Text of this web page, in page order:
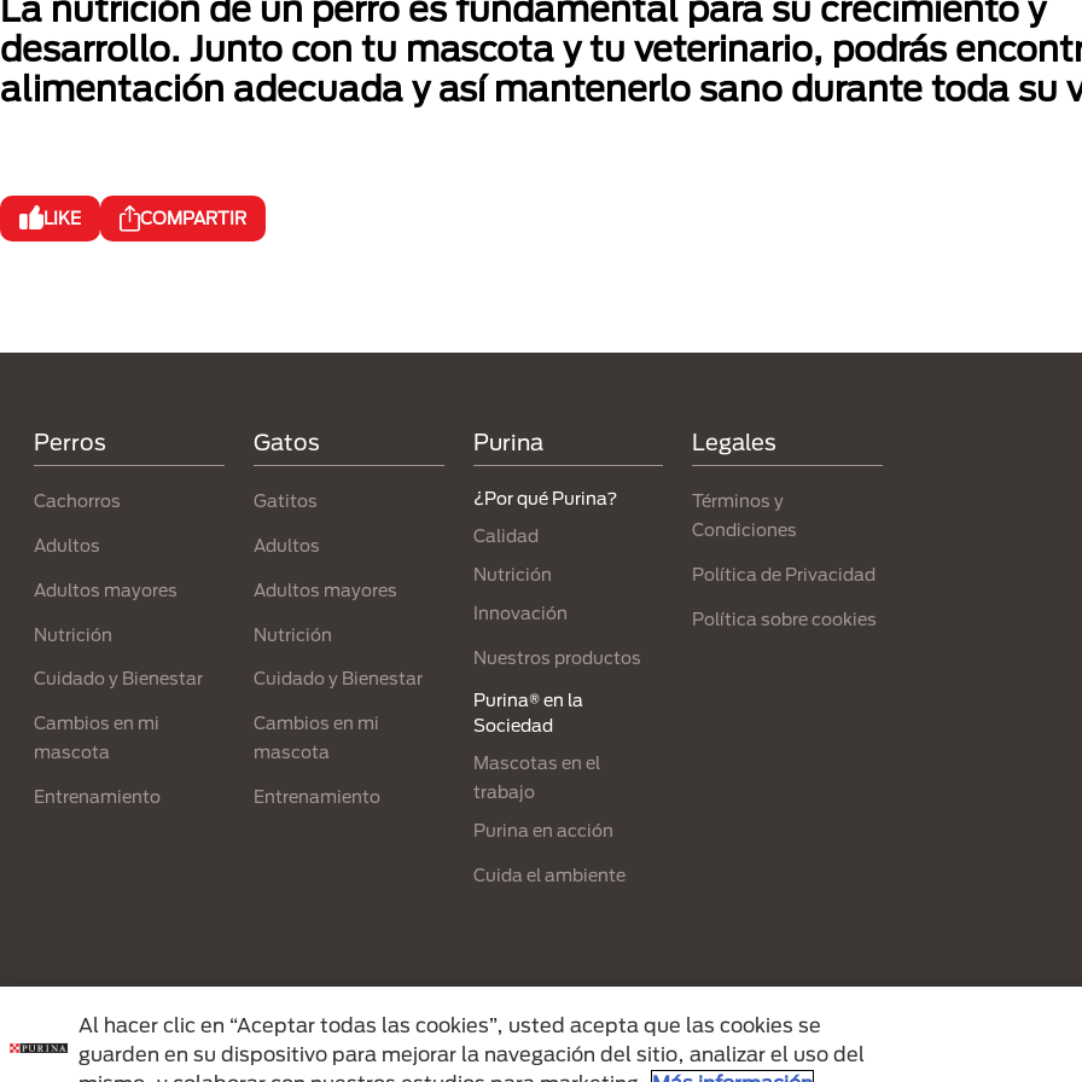
La nutrición de un perro es fundamental para su crecimiento y
desarrollo. Junto con tu mascota y tu veterinario, podrás
alimentación adecuada y así mantenerlo sano durante toda su
LIKE COMPARTIR
Perros
Cachorros
Adultos
Adultos mayores
Nutrición
Cuidado y Bienestar
Cambios en mi
mascota
Entrenamiento
Gatos
Gatitos
Adultos
Adultos mayores
Nutrición
Cuidado y Bienestar
Cambios en mi
mascota
Entrenamiento
Purina
¿Por qué Purina?
Calidad
Nutrición
Innovación
Nuestros productos
Purina® en la
Sociedad
Mascotas en el
trabajo
Purina en acción
Cuida el ambiente
Legales
Términos y
Condiciones
Política de Privacidad
Política sobre cookies
Menu Footer Secundario Purina
All Nestlé Purina trademarks owned by Société des Produits Nestlé S.A., Vevey, Switzerland or are used with permission.
Al hacer clic en “Aceptar todas las cookies”, usted acepta que las cookies se
guarden en su dispositivo para mejorar la navegación del sitio, analizar el uso del